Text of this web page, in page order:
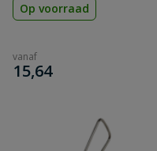
Op voorraad
vanaf
€
15,64